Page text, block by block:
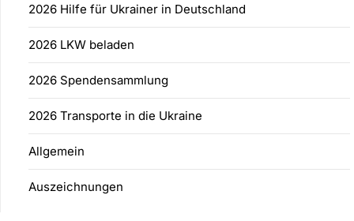
2026 Hilfe für Ukrainer in Deutschland
2026 LKW beladen
2026 Spendensammlung
2026 Transporte in die Ukraine
Allgemein
Auszeichnungen